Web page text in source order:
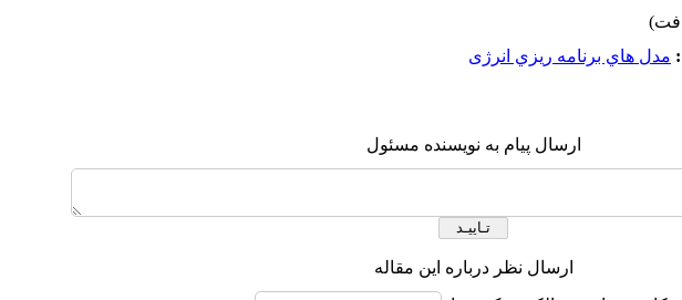
مدل هاي برنامه ريزي انرژی
ارسال پیام به نویسنده مسئول
ارسال نظر درباره این مقاله